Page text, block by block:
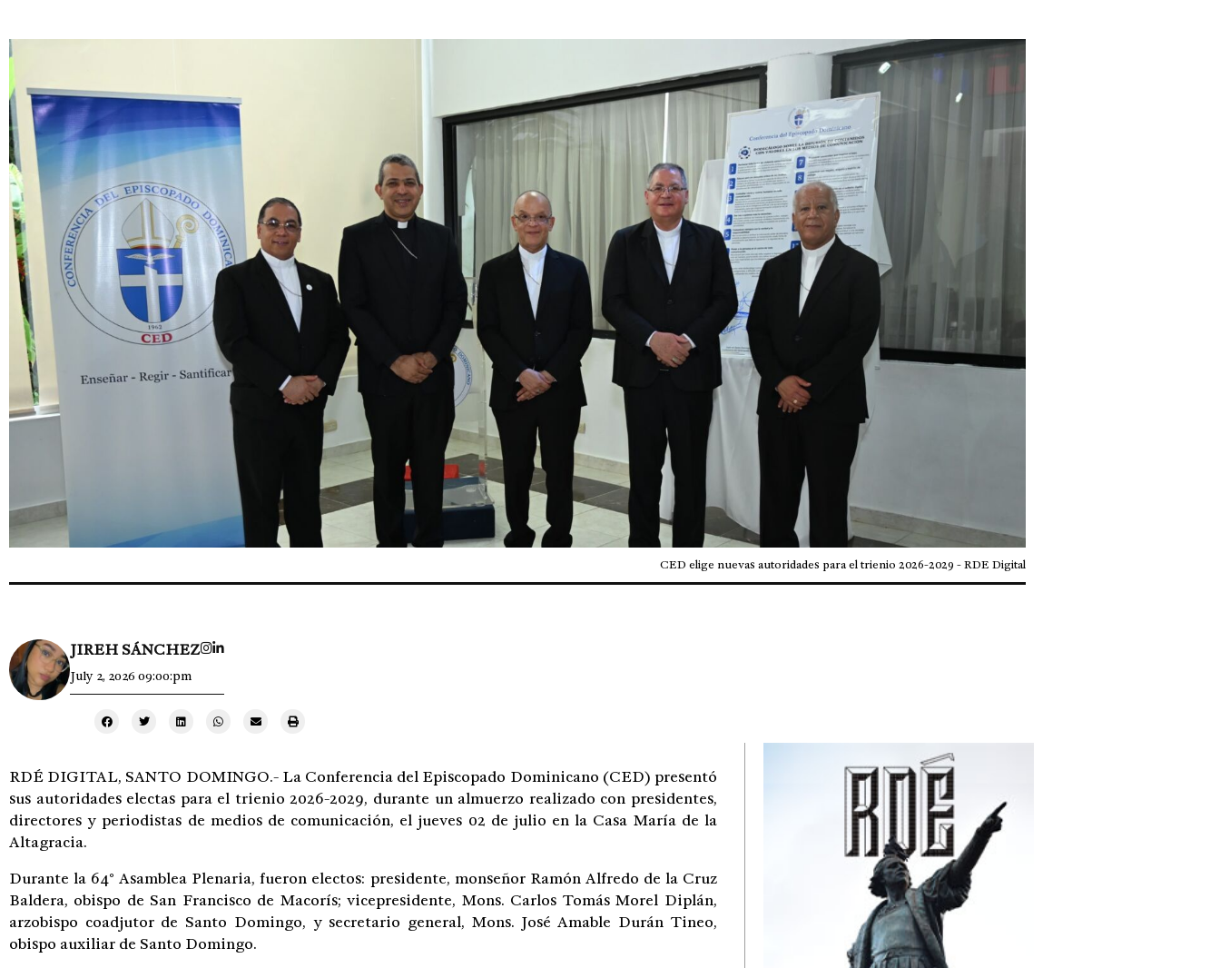
CED elige nuevas autoridades para el trienio 2026-2029 - RDE Digital
JIREH SÁNCHEZ
July 2, 2026 09:00:pm
RDÉ DIGITAL, SANTO DOMINGO.- La Conferencia del Episcopado Dominicano (CED) presentó
sus autoridades electas para el trienio 2026-2029, durante un almuerzo realizado con presidentes,
directores y periodistas de medios de comunicación, el jueves 02 de julio en la Casa María de la
Altagracia.
Durante la 64° Asamblea Plenaria, fueron electos: presidente, monseñor Ramón Alfredo de la Cruz
Baldera, obispo de San Francisco de Macorís; vicepresidente, Mons. Carlos Tomás Morel Diplán,
arzobispo coadjutor de Santo Domingo, y secretario general, Mons. José Amable Durán Tineo,
obispo auxiliar de Santo Domingo.